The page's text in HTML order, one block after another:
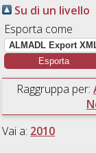
Su di un livello
Esporta come
Raggruppa per:
Vai a: 2010